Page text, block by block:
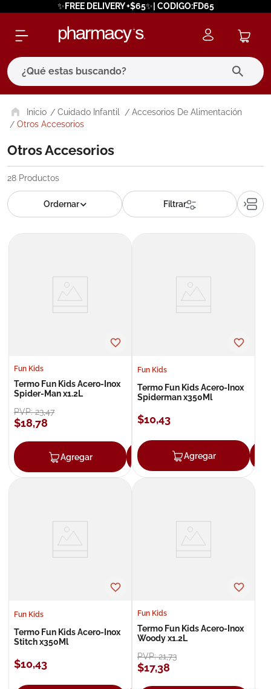
✨FREE DELIVERY +$65✨| CODIGO:FD65
¿Qué estas buscando?
Cuidado Infantil
Accesorios De Alimentación
Otros Accesorios
Otros Accesorios
28 Productos
Fun Kids
Termo Fun Kids Acero-Inox
Spider-Man x1.2L
PVP:23,47
$18,78
Agregar Agregar
Fun Kids
Termo Fun Kids Acero-Inox
Spiderman x350Ml
$10,43
Agregar
Fun Kids
Termo Fun Kids Acero-Inox
Stitch x350Ml
$10,43
Fun Kids
Termo Fun Kids Acero-Inox
Woody x1.2L
PVP:21,73
$17,38
términos más buscados
2. protector solar
3. pilexil
5. cerave
roche posay